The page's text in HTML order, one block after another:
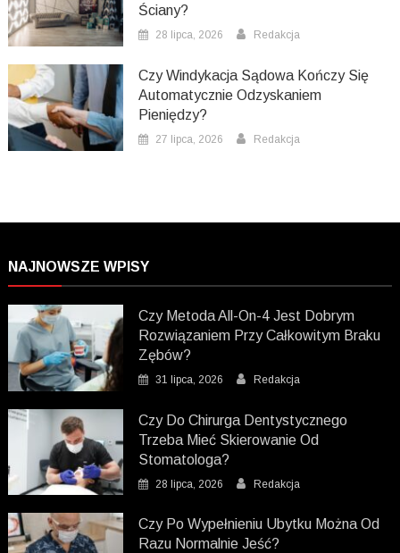
Ściany?
28 lipca, 2026 Redakcja
Czy Windykacja Sądowa Kończy Się
Automatycznie Odzyskaniem
Pieniędzy?
27 lipca, 2026 Redakcja
NAJNOWSZE WPISY
Czy Metoda All-On-4 Jest Dobrym
Rozwiązaniem Przy Całkowitym Braku
Zębów?
31 lipca, 2026 Redakcja
Czy Do Chirurga Dentystycznego
Trzeba Mieć Skierowanie Od
Stomatologa?
28 lipca, 2026 Redakcja
Czy Po Wypełnieniu Ubytku Można Od
Razu Normalnie Jeść?